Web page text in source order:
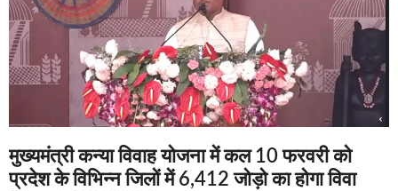
मुख्यमंत्री कन्या विवाह योजना में कल 10 फरवरी को
प्रदेश के विभिन्न जिलों में 6,412 जोड़ो का होगा विवा